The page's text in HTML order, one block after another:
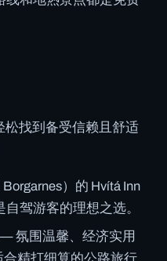
松找到备受信赖且舒适
）的 Hvítá Inn
驾游客的理想之选。
氛围温馨、经济实用